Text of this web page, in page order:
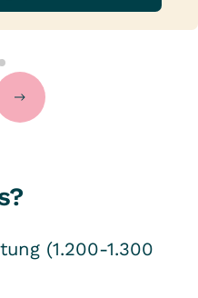
(1.200-1.300